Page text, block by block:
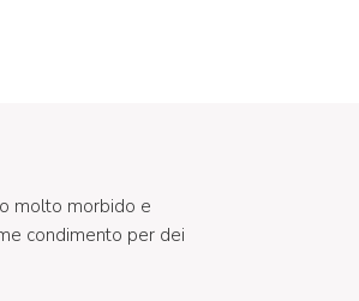
molto morbido e
condimento per dei